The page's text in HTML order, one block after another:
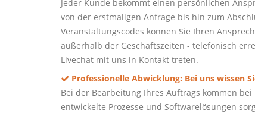
Jeder Kunde bekommt einen persönlichen
von der erstmaligen Anfrage bis hin zum
Veranstaltungscodes können Sie Ihren
außerhalb der Geschäftszeiten - telefonisch
Livechat mit uns in Kontakt treten.
Professionelle Abwicklung: Bei uns wissen
Bei der Bearbeitung Ihres Auftrags kommen
entwickelte Prozesse und Softwarelösungen